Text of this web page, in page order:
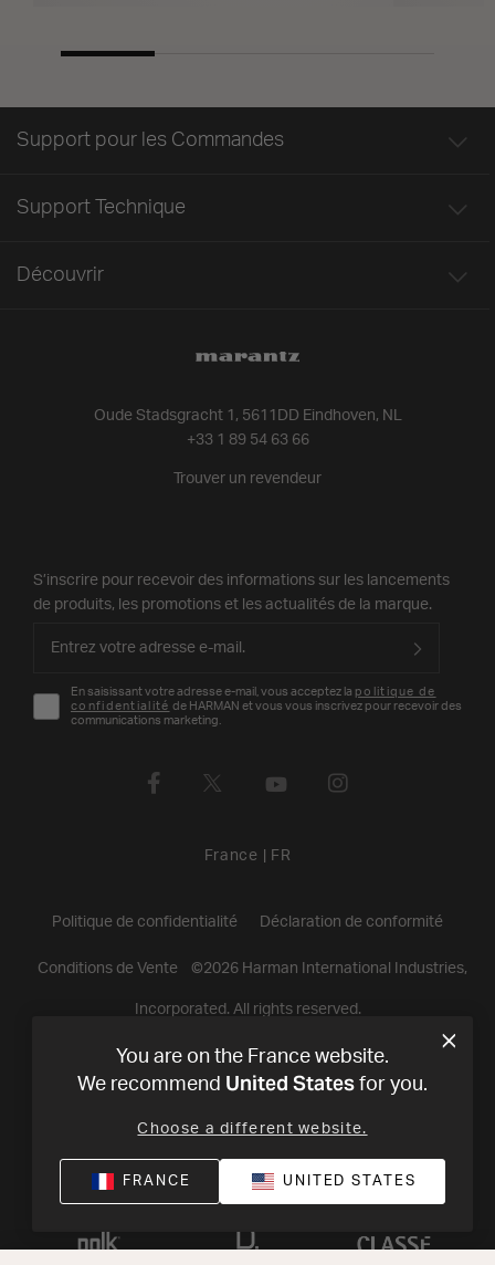
Oude Stadsgracht 1, 5611DD Eindhoven, NL
+33 1 89 54 63 66
Trouver un revendeur
Support pour les Commandes
Support Technique
Découvrir
S’inscrire pour recevoir des informations sur les lancements
de produits, les promotions et les actualités de la marque.
En saisissant votre adresse e-mail, vous acceptez la politique de
confidentialité de HARMAN et vous vous inscrivez pour recevoir des
communications marketing.
France FR
Politique de confidentialité Déclaration de conformité
Conditions de Vente ©2026Harman International Industries,
Incorporated. All rights reserved.
You are on the France website.
We recommend United States for you.
Choose a different website.
FRANCE UNITED STATES